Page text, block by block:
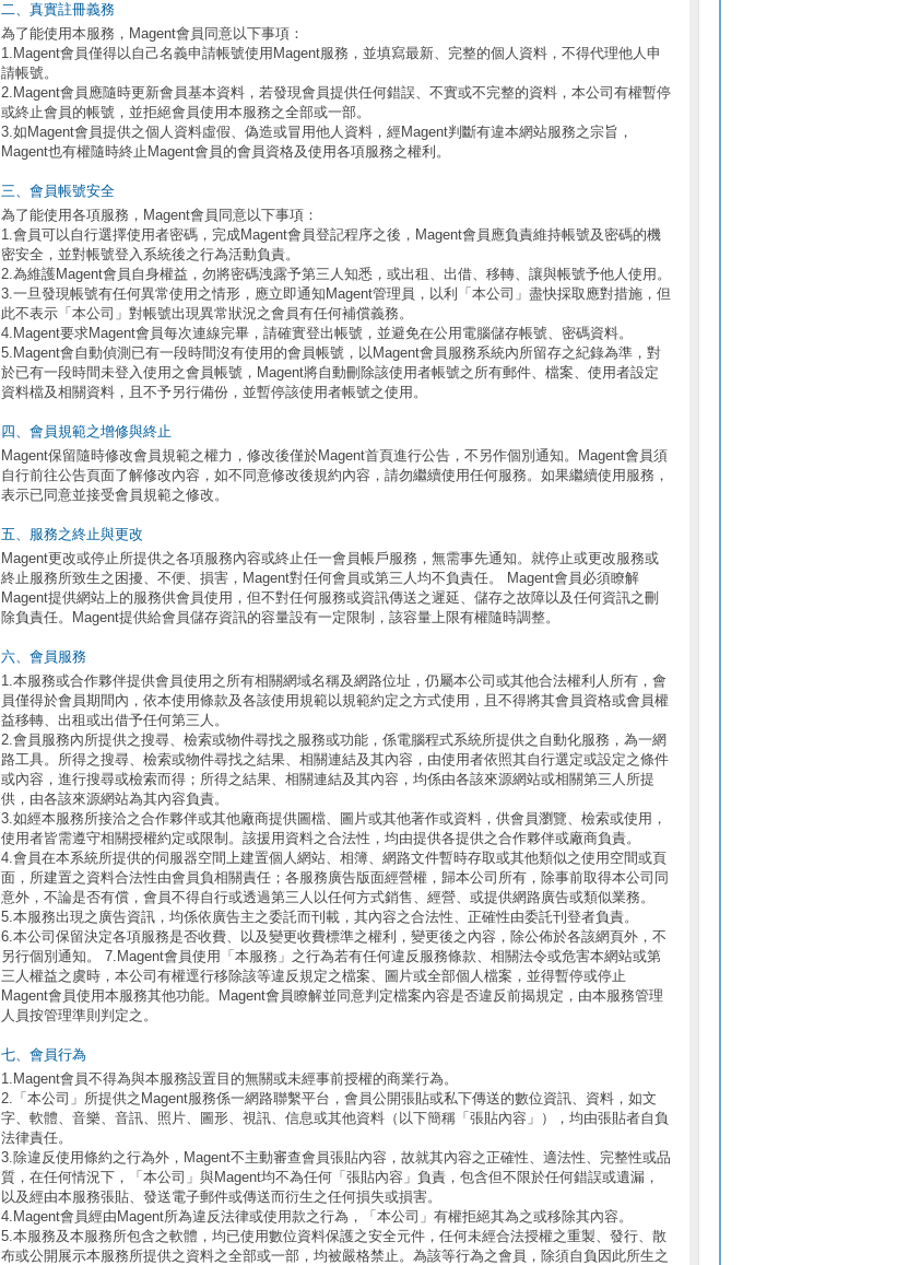
二、真實註冊義務
為了能使用本服務，Magent會員同意以下事項：
1.Magent會員僅得以自己名義申請帳號使用Magent服務，並填寫最新、完整的個人資料，不得代理他人申
請帳號。
2.Magent會員應隨時更新會員基本資料，若發現會員提供任何錯誤、不實或不完整的資料，本公司有權暫停
或終止會員的帳號，並拒絕會員使用本服務之全部或一部。
3.如Magent會員提供之個人資料虛假、偽造或冒用他人資料，經Magent判斷有違本網站服務之宗旨，
Magent也有權隨時終止Magent會員的會員資格及使用各項服務之權利。
三、會員帳號安全
為了能使用各項服務，Magent會員同意以下事項：
1.會員可以自行選擇使用者密碼，完成Magent會員登記程序之後，Magent會員應負責維持帳號及密碼的機
密安全，並對帳號登入系統後之行為活動負責。
2.為維護Magent會員自身權益，勿將密碼洩露予第三人知悉，或出租、出借、移轉、讓與帳號予他人使用。
3.一旦發現帳號有任何異常使用之情形，應立即通知Magent管理員，以利「本公司」盡快採取應對措施，但
此不表示「本公司」對帳號出現異常狀況之會員有任何補償義務。
4.Magent要求Magent會員每次連線完畢，請確實登出帳號，並避免在公用電腦儲存帳號、密碼資料。
5.Magent會自動偵測已有一段時間沒有使用的會員帳號，以Magent會員服務系統內所留存之紀錄為準，對
於已有一段時間未登入使用之會員帳號，Magent將自動刪除該使用者帳號之所有郵件、檔案、使用者設定
資料檔及相關資料，且不予另行備份，並暫停該使用者帳號之使用。
四、會員規範之增修與終止
Magent保留隨時修改會員規範之權力，修改後僅於Magent首頁進行公告，不另作個別通知。Magent會員須
自行前往公告頁面了解修改內容，如不同意修改後規約內容，請勿繼續使用任何服務。如果繼續使用服務，
表示已同意並接受會員規範之修改。
五、服務之終止與更改
Magent更改或停止所提供之各項服務內容或終止任一會員帳戶服務，無需事先通知。就停止或更改服務或
終止服務所致生之困擾、不便、損害，Magent對任何會員或第三人均不負責任。 Magent會員必須瞭解
Magent提供網站上的服務供會員使用，但不對任何服務或資訊傳送之遲延、儲存之故障以及任何資訊之刪
除負責任。Magent提供給會員儲存資訊的容量設有一定限制，該容量上限有權隨時調整。
六、會員服務
1.本服務或合作夥伴提供會員使用之所有相關網域名稱及網路位址，仍屬本公司或其他合法權利人所有，會
員僅得於會員期間內，依本使用條款及各該使用規範以規範約定之方式使用，且不得將其會員資格或會員權
益移轉、出租或出借予任何第三人。
2.會員服務內所提供之搜尋、檢索或物件尋找之服務或功能，係電腦程式系統所提供之自動化服務，為一網
路工具。所得之搜尋、檢索或物件尋找之結果、相關連結及其內容，由使用者依照其自行選定或設定之條件
或內容，進行搜尋或檢索而得；所得之結果、相關連結及其內容，均係由各該來源網站或相關第三人所提
供，由各該來源網站為其內容負責。
3.如經本服務所接洽之合作夥伴或其他廠商提供圖檔、圖片或其他著作或資料，供會員瀏覽、檢索或使用，
使用者皆需遵守相關授權約定或限制。該援用資料之合法性，均由提供各提供之合作夥伴或廠商負責。
4.會員在本系統所提供的伺服器空間上建置個人網站、相簿、網路文件暫時存取或其他類似之使用空間或頁
面，所建置之資料合法性由會員負相關責任；各服務廣告版面經營權，歸本公司所有，除事前取得本公司同
意外，不論是否有償，會員不得自行或透過第三人以任何方式銷售、經營、或提供網路廣告或類似業務。
5.本服務出現之廣告資訊，均係依廣告主之委託而刊載，其內容之合法性、正確性由委託刊登者負責。
6.本公司保留決定各項服務是否收費、以及變更收費標準之權利，變更後之內容，除公佈於各該網頁外，不
另行個別通知。 7.Magent會員使用「本服務」之行為若有任何違反服務條款、相關法令或危害本網站或第
三人權益之虞時，本公司有權逕行移除該等違反規定之檔案、圖片或全部個人檔案，並得暫停或停止
Magent會員使用本服務其他功能。Magent會員瞭解並同意判定檔案內容是否違反前揭規定，由本服務管理
人員按管理準則判定之。
七、會員行為
1.Magent會員不得為與本服務設置目的無關或未經事前授權的商業行為。
2.「本公司」所提供之Magent服務係一網路聯繫平台，會員公開張貼或私下傳送的數位資訊、資料，如文
字、軟體、音樂、音訊、照片、圖形、視訊、信息或其他資料（以下簡稱「張貼內容」），均由張貼者自負
法律責任。
3.除違反使用條約之行為外，Magent不主動審查會員張貼內容，故就其內容之正確性、適法性、完整性或品
質，在任何情況下，「本公司」與Magent均不為任何「張貼內容」負責，包含但不限於任何錯誤或遺漏，
以及經由本服務張貼、發送電子郵件或傳送而衍生之任何損失或損害。
4.Magent會員經由Magent所為違反法律或使用款之行為，「本公司」有權拒絕其為之或移除其內容。
5.本服務及本服務所包含之軟體，均已使用數位資料保護之安全元件，任何未經合法授權之重製、發行、散
布或公開展示本服務所提供之資料之全部或一部，均被嚴格禁止。為該等行為之會員，除須自負因此所生之